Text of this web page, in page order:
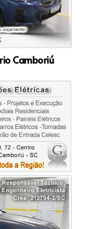
Camboriú